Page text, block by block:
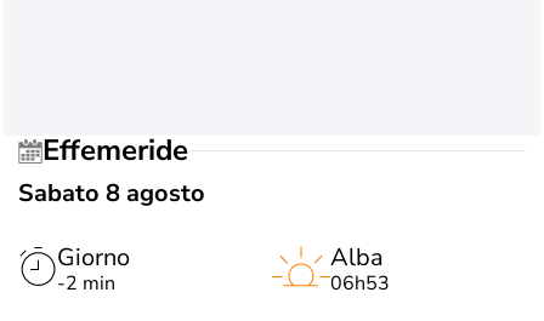
Effemeride
Sabato 8 agosto
Giorno
-2 min
Alba
06h53